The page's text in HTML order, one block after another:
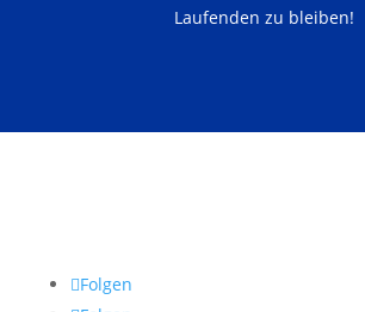
Laufenden zu bleiben!
Folgen